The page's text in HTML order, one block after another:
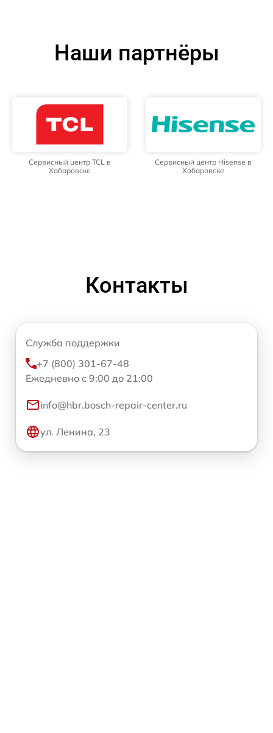
Наши партнёры
Сервисный центр TCL в
Хабаровске
Сервисный центр Hisense в
Хабаровске
Контакты
Служба поддержки
+7 (800) 301-67-48
Ежедневно с 9:00 до 21:00
info@hbr.bosch-repair-center.ru
ул. Ленина, 23